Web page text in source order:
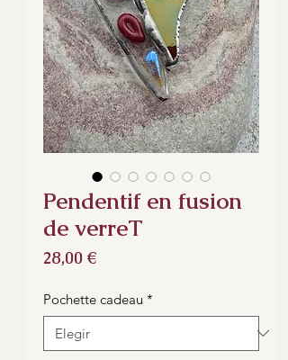
Pendentif en fusion
de verreT
28,00 €Precio
Pochette cadeau *